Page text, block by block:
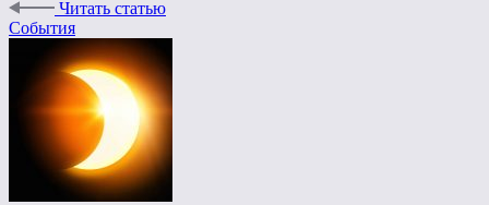
Читать статью
События